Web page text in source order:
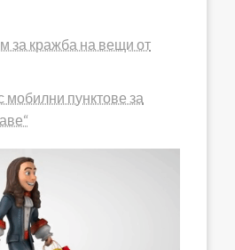
за кражба на вещи от
пунктове за